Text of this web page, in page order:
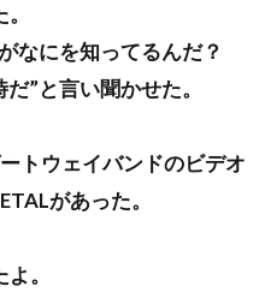
なにを知ってるんだ？
”と言い聞かせた。
トウェイバンドのビデオ
があった。
。